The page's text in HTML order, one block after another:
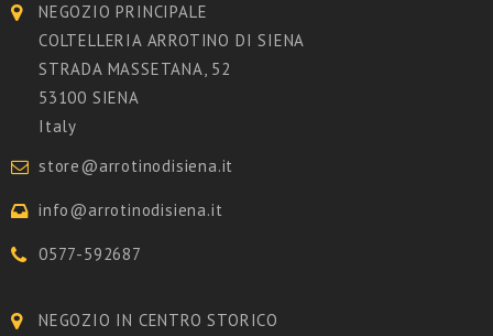
NEGOZIO PRINCIPALE
COLTELLERIA ARROTINO DI SIENA
STRADA MASSETANA, 52
53100 SIENA
Italy
store@arrotinodisiena.it
info@arrotinodisiena.it
0577-592687
NEGOZIO IN CENTRO STORICO